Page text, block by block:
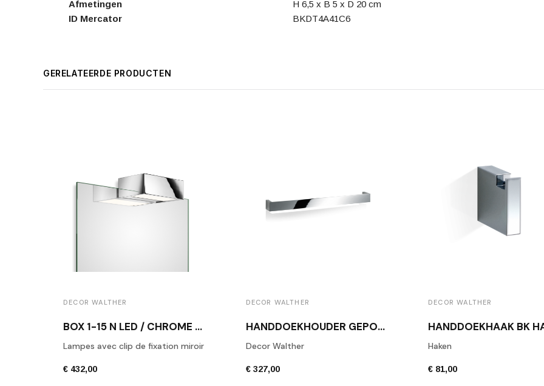
Afmetingen
H 6,5 x B 5 x D 20 cm
ID Mercator
BKDT4A41C6
GERELATEERDE PRODUCTEN
DECOR WALTHER
BOX 1-15 N LED / CHROME POLI
Lampes avec clip de fixation miroir
€ 432,00
DECOR WALTHER
HANDDOEKHOUDER GEPOLIJST CHROOM BK HTE60
Decor Walther
€ 327,00
DECOR WALTHER
Haken
€ 81,00